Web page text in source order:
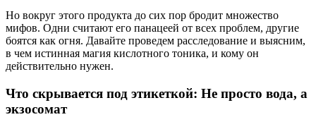
Но вокруг этого продукта до сих пор бродит множество
мифов. Одни считают его панацеей от всех проблем, другие
боятся как огня. Давайте проведем расследование и выясним,
в чем истинная магия кислотного тоника, и кому он
действительно нужен.
Что скрывается под этикеткой: Не просто вода, а
экзосомат